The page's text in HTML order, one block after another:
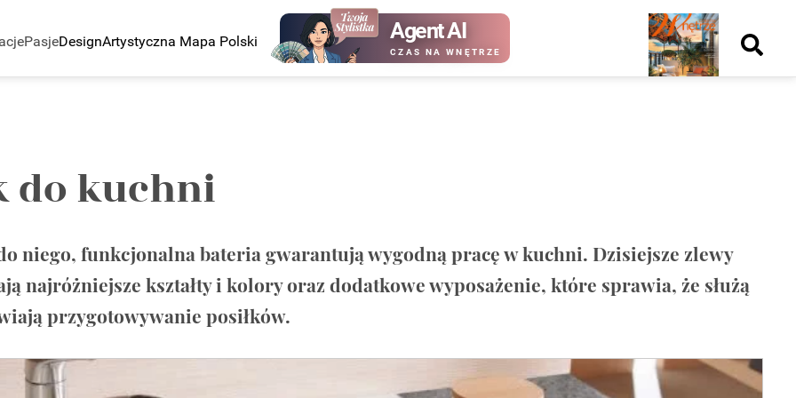
PasjeDesignArtystyczna Mapa Polski Agent AI
CZAS NA WNĘTRZE
Nowy
numer
do kuchni
niego, funkcjonalna bateria gwarantują wygodną pracę w kuchni. Dzisiejsze zlewy
najróżniejsze kształty i kolory oraz dodatkowe wyposażenie, które sprawia, że służą
przygotowywanie posiłków.